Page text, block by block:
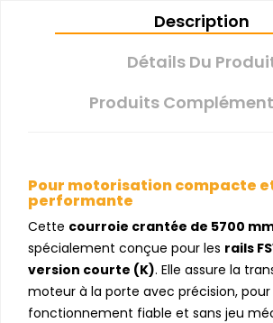
Description
Détails Du
Produits
Pour motorisation compacte
performante
Cette courroie crantée de 5700
spécialement conçue pour les rails
version courte (K). Elle assure la
moteur à la porte avec précision, pour
fonctionnement fiable et sans jeu